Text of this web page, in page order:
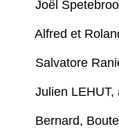
Joël
Alfred et
Salvatore
Julien LEHUT,
Bernard,